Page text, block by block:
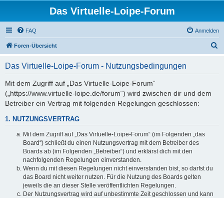
Das Virtuelle-Loipe-Forum
FAQ Anmelden
Foren-Übersicht
Das Virtuelle-Loipe-Forum - Nutzungsbedingungen
Mit dem Zugriff auf „Das Virtuelle-Loipe-Forum“
(„https://www.virtuelle-loipe.de/forum“) wird zwischen dir und dem
Betreiber ein Vertrag mit folgenden Regelungen geschlossen:
1. NUTZUNGSVERTRAG
Mit dem Zugriff auf „Das Virtuelle-Loipe-Forum“ (im Folgenden „das
Board“) schließt du einen Nutzungsvertrag mit dem Betreiber des
Boards ab (im Folgenden „Betreiber“) und erklärst dich mit den
nachfolgenden Regelungen einverstanden.
Wenn du mit diesen Regelungen nicht einverstanden bist, so darfst du
das Board nicht weiter nutzen. Für die Nutzung des Boards gelten
jeweils die an dieser Stelle veröffentlichten Regelungen.
Der Nutzungsvertrag wird auf unbestimmte Zeit geschlossen und kann